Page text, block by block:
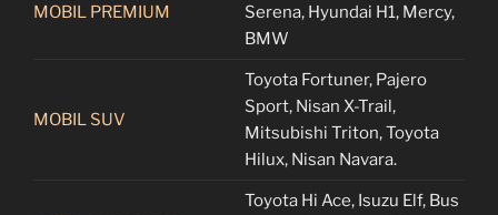
MOBIL PREMIUM
Serena, Hyundai H1, Mercy,
BMW
MOBIL SUV
Toyota Fortuner, Pajero
Sport, Nisan X-Trail,
Mitsubishi Triton, Toyota
Hilux, Nisan Navara.
Toyota Hi Ace, Isuzu Elf, Bus